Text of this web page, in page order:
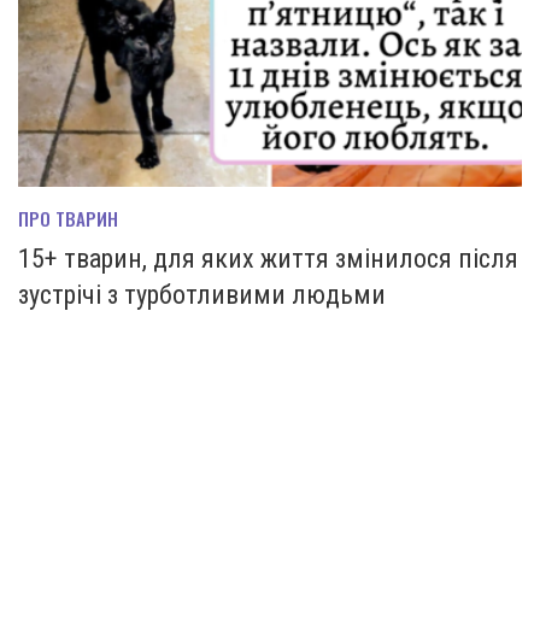
ПРО ТВАРИН
15+ тварин, для яких життя змінилося після
зустрічі з турботливими людьми